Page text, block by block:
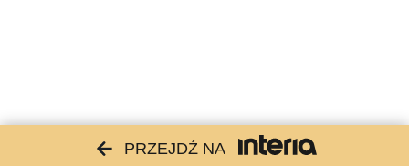
PRZEJDŹ NA